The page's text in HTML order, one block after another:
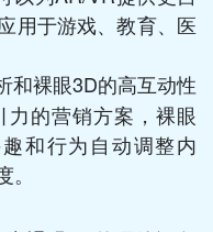
用于游戏、教育、医
和裸眼3D的高互动性
的营销方案，裸眼
和行为自动调整内